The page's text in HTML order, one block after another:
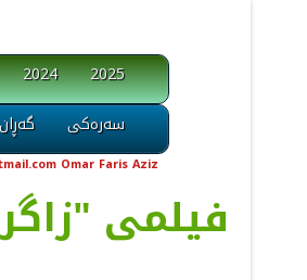
2024
2025
گەڕان سەرەکی
Omar Faris Aziz
فیلمی